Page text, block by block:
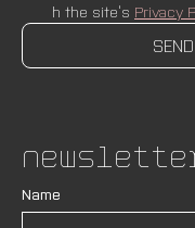
h the site’s Privacy
SEND
Name